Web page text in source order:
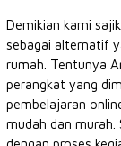
Demikian kami
sebagai alternatif
rumah. Tentunya
perangkat yang
pembelajaran
mudah dan murah.